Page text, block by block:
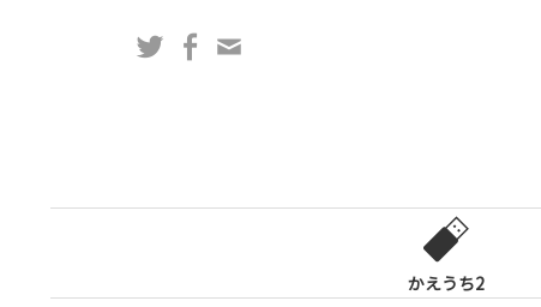
ス
TwitterFacebook
かえうち2